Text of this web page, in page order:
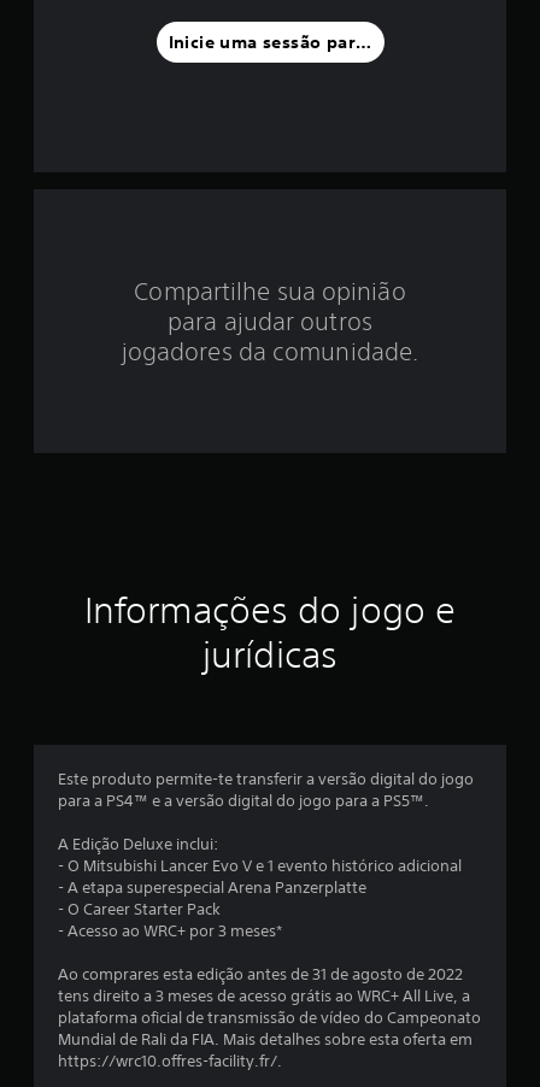
d
l
e
m
o
t
Inicie uma sessão para classificar
Compartilhe sua opinião
para ajudar outros
jogadores da comunidade.
Informações do jogo e
jurídicas
Este produto permite-te transferir a versão digital do jogo
para a PS4™ e a versão digital do jogo para a PS5™.
A Edição Deluxe inclui:
- O Mitsubishi Lancer Evo V e 1 evento histórico adicional
- A etapa superespecial Arena Panzerplatte
- O Career Starter Pack
- Acesso ao WRC+ por 3 meses*
Ao comprares esta edição antes de 31 de agosto de 2022
tens direito a 3 meses de acesso grátis ao WRC+ All Live, a
plataforma oficial de transmissão de vídeo do Campeonato
Mundial de Rali da FIA. Mais detalhes sobre esta oferta em
https://wrc10.offres-facility.fr/.